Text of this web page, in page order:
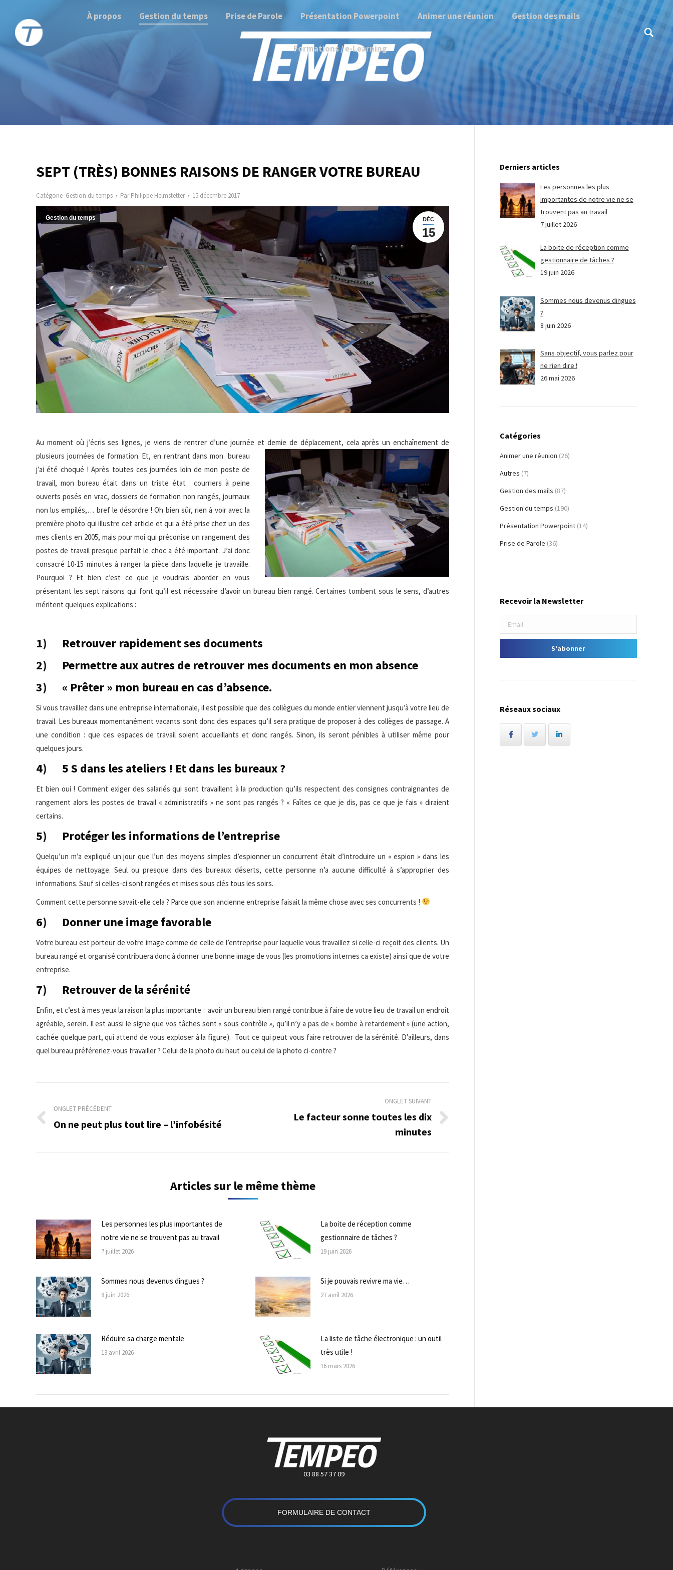
À propos Gestion du temps Prise de Parole Présentation Powerpoint Animer une réunion Gestion des mails
Formations / e-Learning
Search:
SEPT (TRÈS) BONNES RAISONS DE RANGER VOTRE BUREAU
Catégorie Gestion du temps ParPhilippe Helmstetter 15 décembre 2017
DÉC
15
Gestion du temps
Au moment où j’écris ses lignes, je viens de rentrer d’une journée et demie de déplacement, cela après un enchaînement de
plusieurs journées de formation. Et, en rentrant dans mon bureau
j’ai été choqué ! Après toutes ces journées loin de mon poste de
travail, mon bureau était dans un triste état : courriers à peine
ouverts posés en vrac, dossiers de formation non rangés, journaux
non lus empilés,… bref le désordre ! Oh bien sûr, rien à voir avec la
première photo qui illustre cet article et qui a été prise chez un des
mes clients en 2005, mais pour moi qui préconise un rangement des
postes de travail presque parfait le choc a été important. J’ai donc
consacré 10-15 minutes à ranger la pièce dans laquelle je travaille.
Pourquoi ? Et bien c’est ce que je voudrais aborder en vous
présentant les sept raisons qui font qu’il est nécessaire d’avoir un bureau bien rangé. Certaines tombent sous le sens, d’autres
méritent quelques explications :
1) Retrouver rapidement ses documents
2) Permettre aux autres de retrouver mes documents en mon absence
3) « Prêter » mon bureau en cas d’absence.
Si vous travaillez dans une entreprise internationale, il est possible que des collègues du monde entier viennent jusqu’à votre lieu de
travail. Les bureaux momentanément vacants sont donc des espaces qu’il sera pratique de proposer à des collèges de passage. A
une condition : que ces espaces de travail soient accueillants et donc rangés. Sinon, ils seront pénibles à utiliser même pour
quelques jours.
4) 5 S dans les ateliers ! Et dans les bureaux ?
Et bien oui ! Comment exiger des salariés qui sont travaillent à la production qu’ils respectent des consignes contraignantes de
rangement alors les postes de travail « administratifs » ne sont pas rangés ? « Faîtes ce que je dis, pas ce que je fais » diraient
certains.
5) Protéger les informations de l’entreprise
Quelqu’un m’a expliqué un jour que l’un des moyens simples d’espionner un concurrent était d’introduire un « espion » dans les
équipes de nettoyage. Seul ou presque dans des bureaux déserts, cette personne n’a aucune difficulté à s’approprier des
informations. Sauf si celles-ci sont rangées et mises sous clés tous les soirs.
Comment cette personne savait-elle cela ? Parce que son ancienne entreprise faisait la même chose avec ses concurrents !
6) Donner une image favorable
Votre bureau est porteur de votre image comme de celle de l’entreprise pour laquelle vous travaillez si celle-ci reçoit des clients. Un
bureau rangé et organisé contribuera donc à donner une bonne image de vous (les promotions internes ca existe) ainsi que de votre
entreprise.
7) Retrouver de la sérénité
Enfin, et c’est à mes yeux la raison la plus importante : avoir un bureau bien rangé contribue à faire de votre lieu de travail un endroit
agréable, serein. Il est aussi le signe que vos tâches sont « sous contrôle », qu’il n’y a pas de « bombe à retardement » (une action,
cachée quelque part, qui attend de vous exploser à la figure). Tout ce qui peut vous faire retrouver de la sérénité. D’ailleurs, dans
quel bureau préféreriez-vous travailler ? Celui de la photo du haut ou celui de la photo ci-contre ?
de
commentaire
ONGLET PRÉCÉDENT
Onglet
On ne peut plus tout lire – l’infobésité
ONGLET SUIVANT
Le facteur sonne toutes les dix
minutes
Articles sur le même thème
Les personnes les plus importantes de
notre vie ne se trouvent pas au travail
7 juillet 2026
La boite de réception comme
gestionnaire de tâches ?
19 juin 2026
Sommes nous devenus dingues ?
8 juin 2026
Si je pouvais revivre ma vie…
27 avril 2026
Réduire sa charge mentale
13 avril 2026
La liste de tâche électronique : un outil
très utile !
16 mars 2026
Derniers articles
Les personnes les plus
importantes de notre vie ne se
trouvent pas au travail
7 juillet 2026
La boite de réception comme
gestionnaire de tâches ?
19 juin 2026
Sommes nous devenus dingues
?
8 juin 2026
Sans objectif, vous parlez pour
ne rien dire !
26 mai 2026
Catégories
Animer une réunion (26)
Autres (7)
Gestion des mails (87)
Gestion du temps (190)
Présentation Powerpoint (14)
Prise de Parole (36)
Recevoir la Newsletter
Réseaux sociaux
03 88 57 37 09
FORMULAIRE DE CONTACT